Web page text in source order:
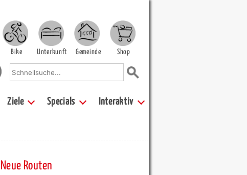
Bike Unterkunft Gemeinde Shop
Ziele Specials Interaktiv
Neue Routen